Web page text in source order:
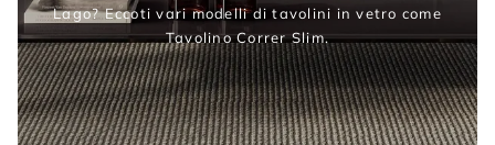
Lago? Eccoti vari modelli di tavolini in vetro come
Tavolino Correr Slim.